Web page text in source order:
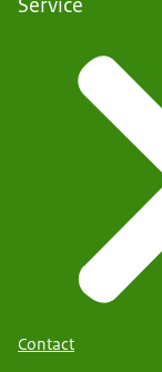
Contact